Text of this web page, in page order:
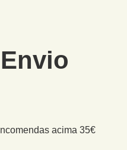
acima 35€